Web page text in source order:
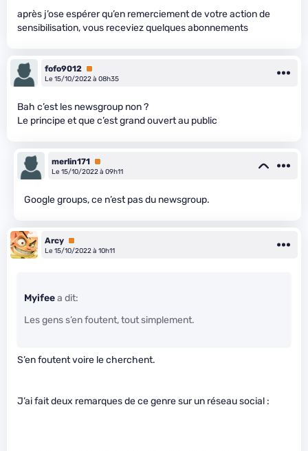
après j’ose espérer qu’en remerciement de votre action de
sensibilisation, vous receviez quelques abonnements
fofo9012 Premium
Le 15/10/2022 à 08h35
Bah c’est les newsgroup non ?
Le principe et que c’est grand ouvert au public
merlin171 Premium
Le 15/10/2022 à 09h11
Google groups, ce n’est pas du newsgroup.
Arcy Premium
Le 15/10/2022 à 10h11
Myifeea dit:
Les gens s’en foutent, tout simplement.
S’en foutent voire le cherchent.
J’ai fait deux remarques de ce genre sur un réseau social :